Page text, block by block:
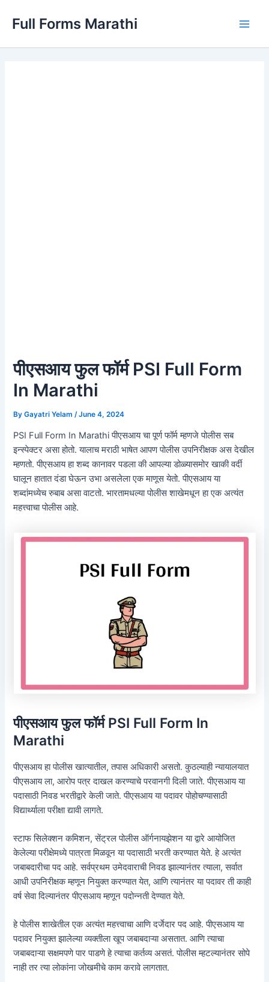
Full Forms Marathi
पीएसआय फुल फॉर्म PSI Full Form
In Marathi
ByGayatri Yelam /June 4, 2024
PSI Full Form In Marathi पीएसआय चा पूर्ण फॉर्म म्हणजे पोलीस सब
इन्स्पेक्टर असा होतो. यालाच मराठी भाषेत आपण पोलीस उपनिरीक्षक अस देखील
म्हणतो. पीएसआय हा शब्द कानावर पडला की आपल्या डोळ्यासमोर खाकी वर्दी
घालून हातात दंडा घेऊन उभा असलेला एक माणूस येतो. पीएसआय या
शब्दांमध्येच रुबाब असा वाटतो. भारतामधल्या पोलीस शाखेमधून हा एक अत्यंत
महत्त्वाचा पोलीस आहे.
पीएसआय फुल फॉर्म PSI Full Form In
Marathi
पीएसआय हा पोलीस खात्यातील, तपास अधिकारी असतो. कुठल्याही न्यायालयात
पीएसआय ला, आरोप पत्र दाखल करण्याचे परवानगी दिली जाते. पीएसआय या
पदासाठी निवड भरतीद्वारे केली जाते. पीएसआय या पदावर पोहोचण्यासाठी
विद्यार्थ्याला परीक्षा द्यावी लागते.
स्टाफ सिलेक्शन कमिशन, सेंट्रल पोलीस ऑर्गनायझेशन या द्वारे आयोजित
केलेल्या परीक्षेमध्ये पात्रता मिळवून या पदासाठी भरती करण्यात येते. हे अत्यंत
जबाबदारीचा पद आहे. सर्वप्रथम उमेदवाराची निवड झाल्यानंतर त्याला, सर्वात
आधी उपनिरीक्षक म्हणून नियुक्त करण्यात येत, आणि त्यानंतर या पदावर ती काही
वर्ष सेवा दिल्यानंतर पीएसआय म्हणून पदोन्नती देण्यात येते.
हे पोलीस शाखेतील एक अत्यंत महत्त्वाचा आणि दर्जेदार पद आहे. पीएसआय या
पदावर नियुक्त झालेल्या व्यक्तीला खूप जबाबदाऱ्या असतात. आणि त्याचा
जबाबदाऱ्या सक्षमपणे पार पाडणे हे त्याचा कर्तव्य असतं. पोलीस म्हटल्यानंतर सोपे
नाही तर त्या लोकांना जोखमीचे काम करावे लागतात.